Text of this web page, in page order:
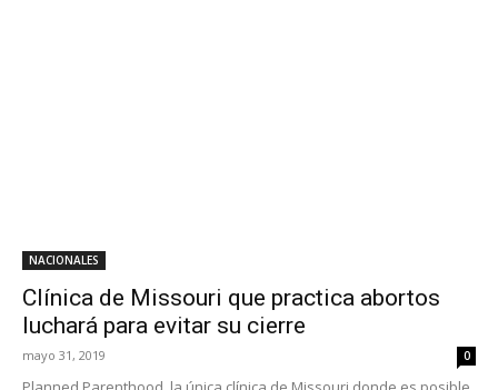
NACIONALES
Clínica de Missouri que practica abortos
luchará para evitar su cierre
mayo 31, 2019 0